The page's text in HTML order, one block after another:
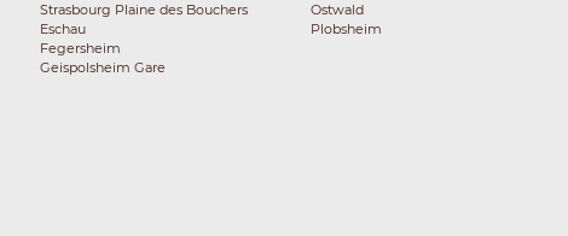
Strasbourg Plaine des Bouchers
Eschau
Fegersheim
Geispolsheim Gare
Ostwald
Plobsheim